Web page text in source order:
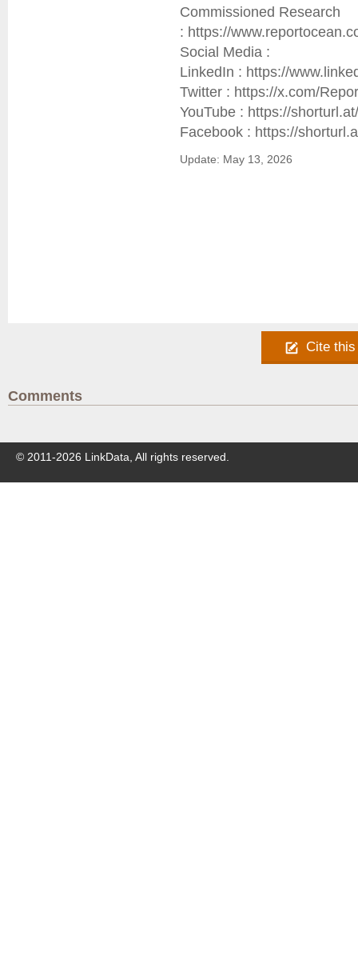
Commissioned Research
: https://
Social Media :
LinkedIn : https://
Twitter : https://x.com/
YouTube : https://
Facebook : https://
Update: May 13, 2026
Cite this
Comments
© 2011-2026 LinkData, All rights reserved.